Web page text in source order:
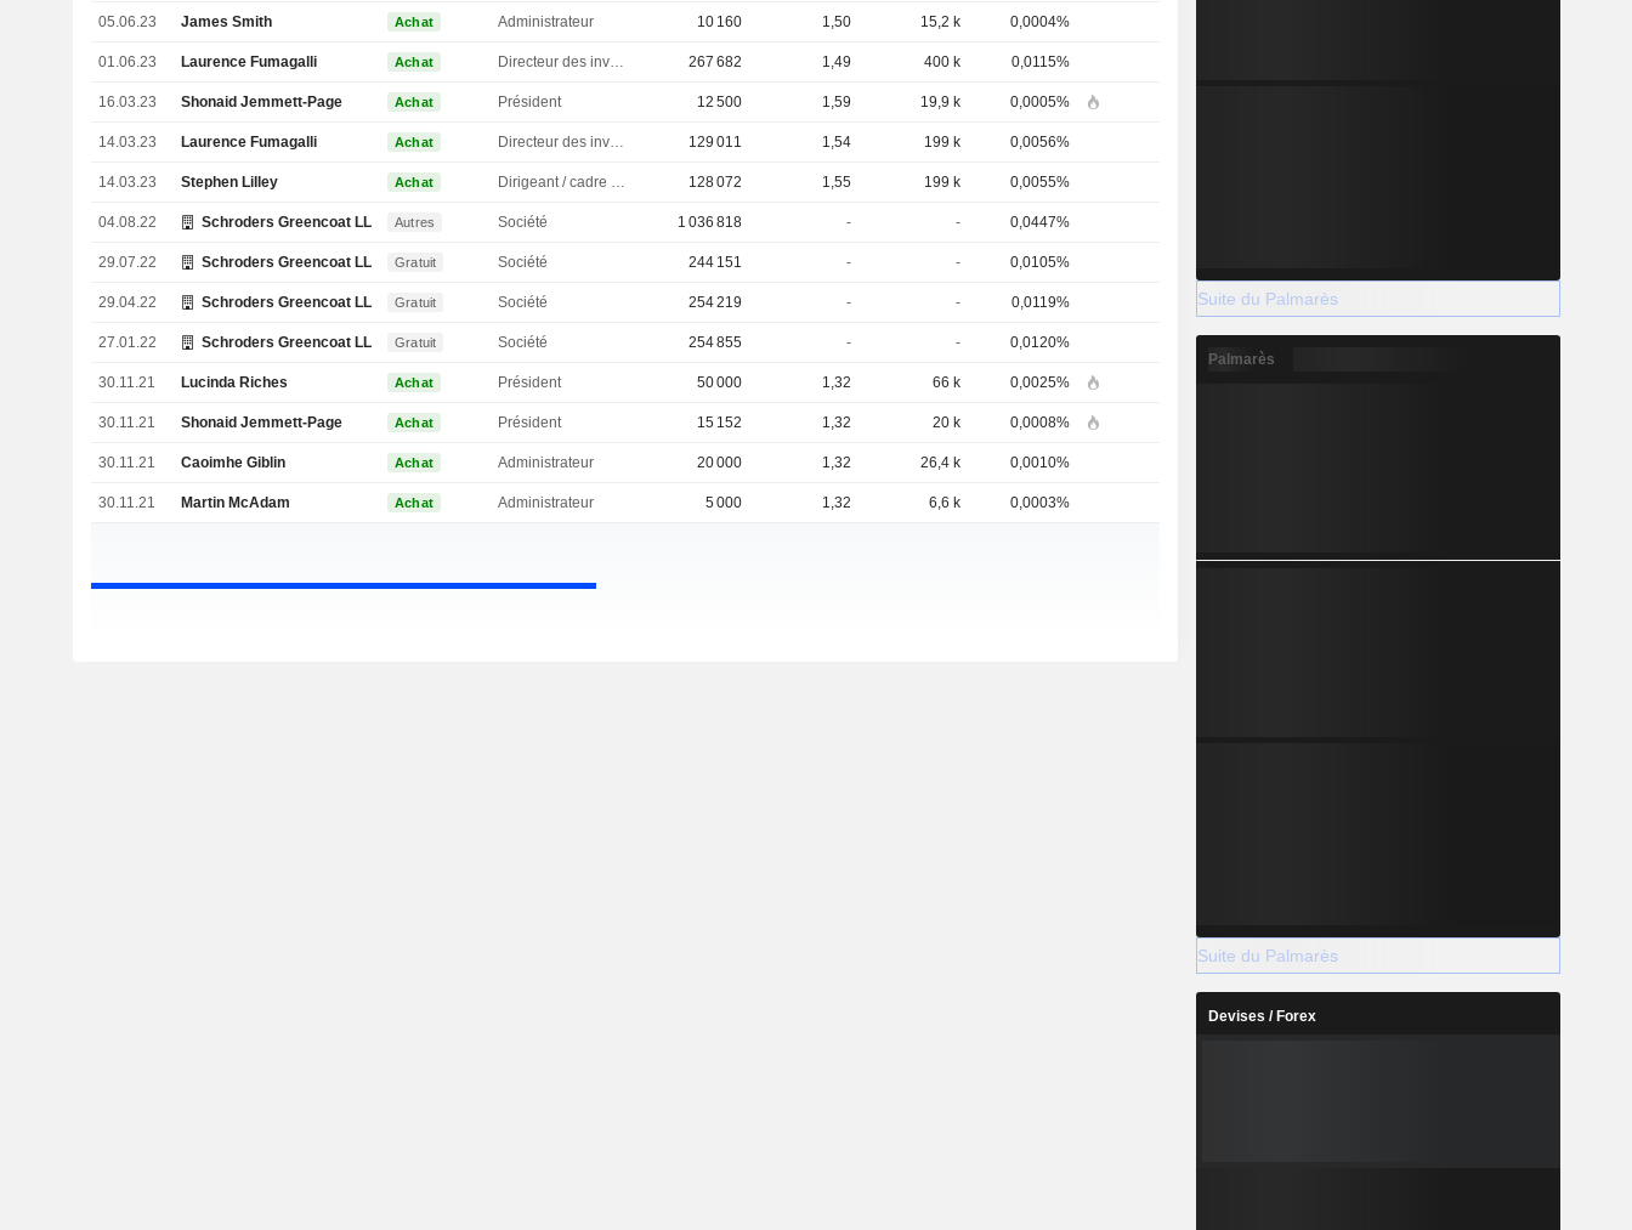
05.06.23 James Smith Achat Administrateur 10 160 1,50 15,2 k 0,0004%
01.06.23 Laurence Fumagalli Achat Directeur des investissements 267 682 1,49 400 k 0,0115%
16.03.23 Shonaid Jemmett-Page Achat Président 12 500 1,59 19,9 k 0,0005%
14.03.23 Laurence Fumagalli Achat Directeur des investissements 129 011 1,54 199 k 0,0056%
14.03.23 Stephen Lilley Achat Dirigeant / cadre principal 128 072 1,55 199 k 0,0055%
04.08.22 Schroders Greencoat LLP Autres Société 1 036 818 - - 0,0447%
29.07.22 Schroders Greencoat LLP Gratuit Société 244 151 - - 0,0105%
29.04.22 Schroders Greencoat LLP Gratuit Société 254 219 - - 0,0119%
27.01.22 Schroders Greencoat LLP Gratuit Société 254 855 - - 0,0120%
30.11.21 Lucinda Riches Achat Président 50 000 1,32 66 k 0,0025%
30.11.21 Shonaid Jemmett-Page Achat Président 15 152 1,32 20 k 0,0008%
30.11.21 Caoimhe Giblin Achat Administrateur 20 000 1,32 26,4 k 0,0010%
30.11.21 Martin McAdam Achat Administrateur 5 000 1,32 6,6 k 0,0003%
Suite du Palmarès
Palmarès
Suite du Palmarès
Devises / Forex